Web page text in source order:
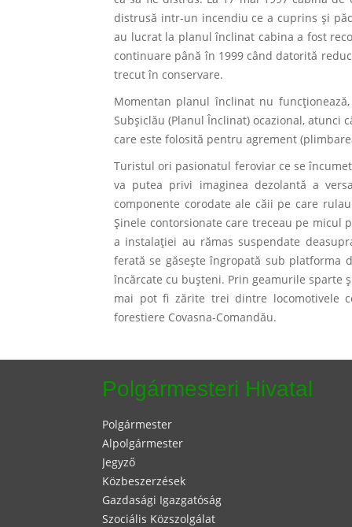
distrusă intr-un incendiu ce a cuprins şi
au lucrat la planul înclinat cabina a fost
continuare până în 1999 când datorită
trecut în conservare.
Momentan planul înclinat nu
Subşiclău (Planul Înclinat) ocazional, atunci
care este folosită pentru agrement
Turistul ori pasionatul feroviar ce se
va putea privi imaginea dezolantă a
componente corodate ale căii pe care
Şinele contorsionate care treceau pe
a instalaţiei au rămas suspendate
ferată se găseşte îngropată sub platforma
încărcate cu buşteni. Prin geamurile sparte
mai pot fi zărite trei dintre locomotivele
forestiere Covasna-Comandău.
Polgármesteri Hivatal
Polgármester
Alpolgármester
Jegyző
Közbeszerzések
Gazdasági Igazgatóság
Szociális Közszolgálat